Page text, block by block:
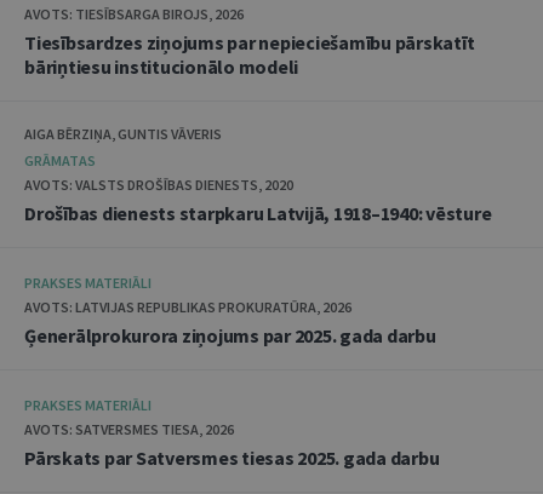
AVOTS: TIESĪBSARGA BIROJS, 2026
Tiesībsardzes ziņojums par nepieciešamību pārskatīt
bāriņtiesu institucionālo modeli
AIGA BĒRZIŅA, GUNTIS VĀVERIS
GRĀMATAS
AVOTS: VALSTS DROŠĪBAS DIENESTS, 2020
Drošības dienests starpkaru Latvijā, 1918–1940: vēsture
PRAKSES MATERIĀLI
AVOTS: LATVIJAS REPUBLIKAS PROKURATŪRA, 2026
Ģenerālprokurora ziņojums par 2025. gada darbu
PRAKSES MATERIĀLI
AVOTS: SATVERSMES TIESA, 2026
Pārskats par Satversmes tiesas 2025. gada darbu